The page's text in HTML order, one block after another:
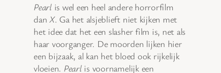
Pearlis wel een heel andere horrorfilm
dan X. Ga het alsjeblieft niet kijken met
het idee dat het een slasher film is, net als
haar voorganger. De moorden lijken hier
een bijzaak, al kan het bloed ook rijkelijk
vloeien. Pearlis voornamelijk een